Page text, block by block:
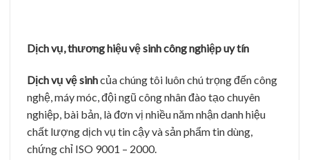
khó, công nhân, giám sát am hiểu về hóa chất.
– Đảm bảo tiến độ thi công và thời gian hoàn thành khi
ký hợp đồng…
– Công nhân được tuyển chọn có tay nghề cao, trung
thực,nhiệt tình.